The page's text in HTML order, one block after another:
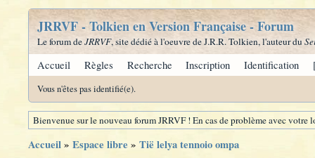
JRRVF - Tolkien en Version Française - Forum
Le forum deJRRVF, site dédié à l'oeuvre de J.R.R. Tolkien, l'auteur du
Accueil Règles Recherche Inscription Identification
Vous n'êtes pas identifié(e).
Bienvenue sur le nouveau forum JRRVF ! En cas de problème avec
Accueil» Espace libre » Tië lelya tennoio ompa